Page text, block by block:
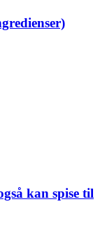
kan spise til